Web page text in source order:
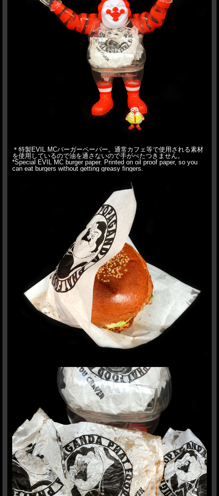
＊特製EVIL MCバーガーペーパー。通常カフェ等で使用される素材
を使用しているので油を通さないので手がべたつきません。
*Special EVIL MC burger paper. Printed on oil proof paper, so you
can eat burgers without getting greasy fingers.